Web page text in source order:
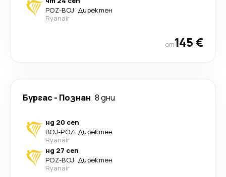
POZ-BOJ· Директен
Ryanair
от145 €
Бургас - Познан 8 дни
нд 20 сеп
BOJ-POZ· Директен
Ryanair
нд 27 сеп
POZ-BOJ· Директен
Ryanair